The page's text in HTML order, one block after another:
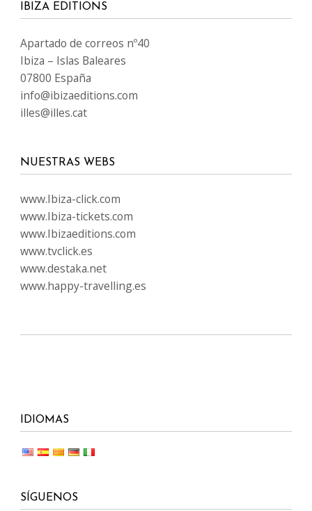
IBIZA EDITIONS
Apartado de correos nº40
Ibiza – Islas Baleares
07800 España
info@ibizaeditions.com
illes@illes.cat
NUESTRAS WEBS
www.Ibiza-click.com
www.Ibiza-tickets.com
www.Ibizaeditions.com
www.tvclick.es
www.destaka.net
www.happy-travelling.es
IDIOMAS
SÍGUENOS